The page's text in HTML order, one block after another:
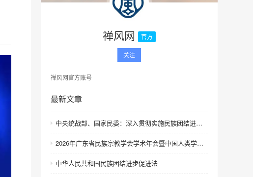
禅风网 官方
关注
禅风网官方账号
最新文章
中央统战部、国家民委：深入贯彻实施民族团结进步促进法 进一步增强中华民族凝聚力向心力
2026年广东省民族宗教学会学术年会暨中国人类学民族学研究会城市民族工作研究专业委员会更名会议在深圳召开
中华人民共和国民族团结进步促进法